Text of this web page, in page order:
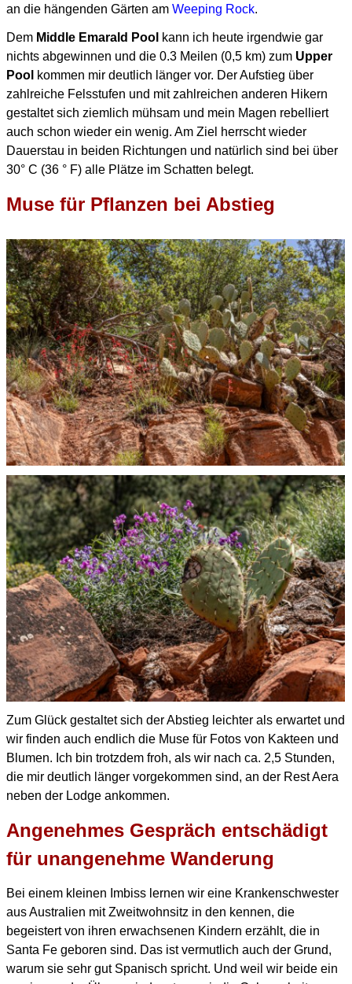
an die hängenden Gärten am Weeping Rock.
Dem Middle Emarald Pool kann ich heute irgendwie gar
nichts abgewinnen und die 0.3 Meilen (0,5 km) zum Upper
Pool kommen mir deutlich länger vor. Der Aufstieg über
zahlreiche Felsstufen und mit zahlreichen anderen Hikern
gestaltet sich ziemlich mühsam und mein Magen rebelliert
auch schon wieder ein wenig. Am Ziel herrscht wieder
Dauerstau in beiden Richtungen und natürlich sind bei über
30° C (36 ° F) alle Plätze im Schatten belegt.
Muse für Pflanzen bei Abstieg
Zum Glück gestaltet sich der Abstieg leichter als erwartet und
wir finden auch endlich die Muse für Fotos von Kakteen und
Blumen. Ich bin trotzdem froh, als wir nach ca. 2,5 Stunden,
die mir deutlich länger vorgekommen sind, an der Rest Aera
neben der Lodge ankommen.
Angenehmes Gespräch entschädigt
für unangenehme Wanderung
Bei einem kleinen Imbiss lernen wir eine Krankenschwester
aus Australien mit Zweitwohnsitz in den kennen, die
begeistert von ihren erwachsenen Kindern erzählt, die in
Santa Fe geboren sind. Das ist vermutlich auch der Grund,
warum sie sehr gut Spanisch spricht. Und weil wir beide ein